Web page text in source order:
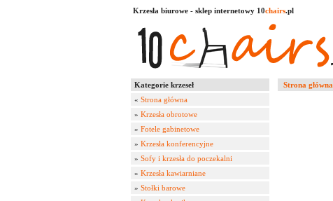
Krzesła biurowe - sklep internetowy 10chairs.pl
Kategorie krzeseł
« Strona główna
» Krzesła obrotowe
» Fotele gabinetowe
» Krzesła konferencyjne
» Sofy i krzesła do poczekalni
» Krzesła kawiarniane
» Stołki barowe
Strona główna